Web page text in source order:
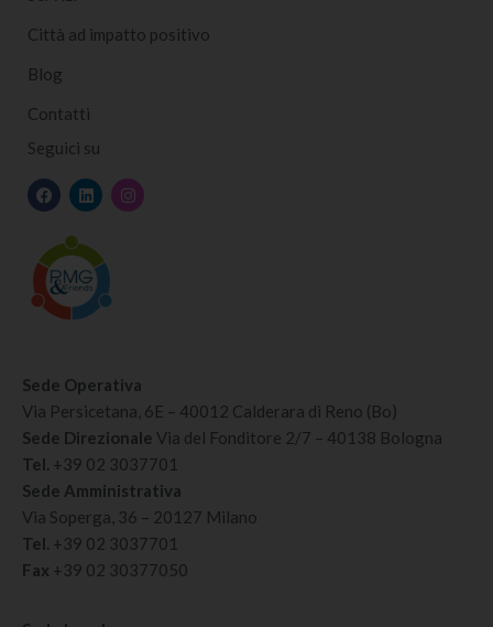
Città ad impatto positivo
Blog
Contatti
Seguici su
Sede Operativa
Via Persicetana, 6E – 40012 Calderara di Reno (Bo)
Sede Direzionale Via del Fonditore 2/7 – 40138 Bologna
Tel. +39 02 3037701
Sede Amministrativa
Via Soperga, 36 – 20127 Milano
Tel. +39 02 3037701
Fax +39 02 30377050